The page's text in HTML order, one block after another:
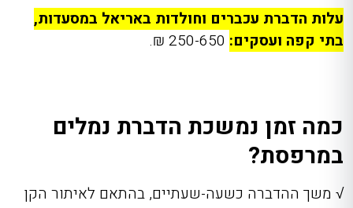
עלות הדברת עכברים וחולדות באריאל במסעדות,
בתי קפה ועסקים:
כמה זמן נמשכת הדברת נמלים
במרפסת?
√ משך ההדברה כשעה-שעתיים, בהתאם לאיתור הקן